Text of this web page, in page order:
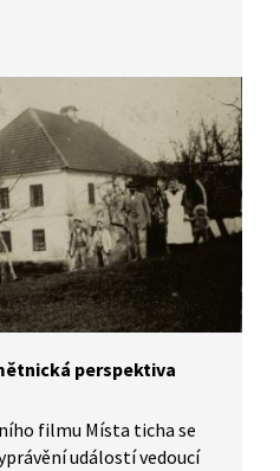
této menšiny se začal
a vzniku polského
byly události druhé
Lesník z Volyně z cyklu
uvidíte výpověď
o dějinných
perspektiva
filmu Místa ticha se
událostí vedoucí